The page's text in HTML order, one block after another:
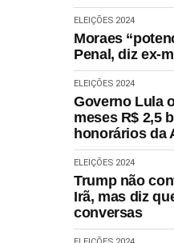
ELEIÇÕES 2024
Moraes
Penal, diz ex-
ELEIÇÕES 2024
Governo Lula
meses R$ 2,5
honorários da
ELEIÇÕES 2024
Trump não
Irã, mas diz
conversas